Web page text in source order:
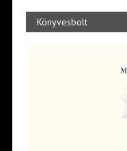
Könyvesbolt